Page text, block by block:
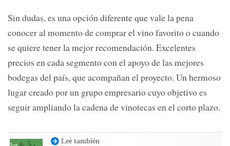
Sin dudas, es una opción diferente que vale la pena
conocer al momento de comprar el vino favorito o cuando
se quiere tener la mejor recomendación. Excelentes
precios en cada segmento con el apoyo de las mejores
bodegas del país, que acompañan el proyecto. Un hermoso
lugar creado por un grupo empresario cuyo objetivo es
seguir ampliando la cadena de vinotecas en el corto plazo.
Leé también